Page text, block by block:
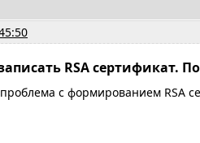
RSA сертификат.
с формированием RSA